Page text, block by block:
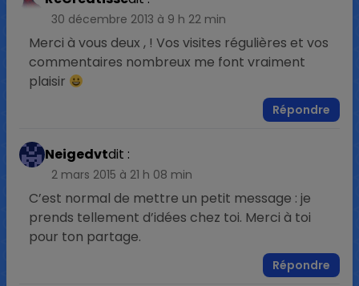
30 décembre 2013 à 9 h 22 min
Merci à vous deux , ! Vos visites régulières et vos
commentaires nombreux me font vraiment
plaisir
Répondre
Neigedvtdit :
2 mars 2015 à 21 h 08 min
C’est normal de mettre un petit message : je
prends tellement d’idées chez toi. Merci à toi
pour ton partage.
Répondre